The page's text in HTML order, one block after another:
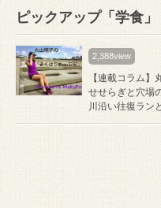
ピックアップ「学食」
2,388view
【連載コラム
せせらぎと穴場
川沿い往復ラン